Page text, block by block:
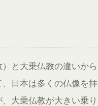
と大乗仏教の違いから
日本は多くの仏像を拝
大乗仏教が大きい乗り